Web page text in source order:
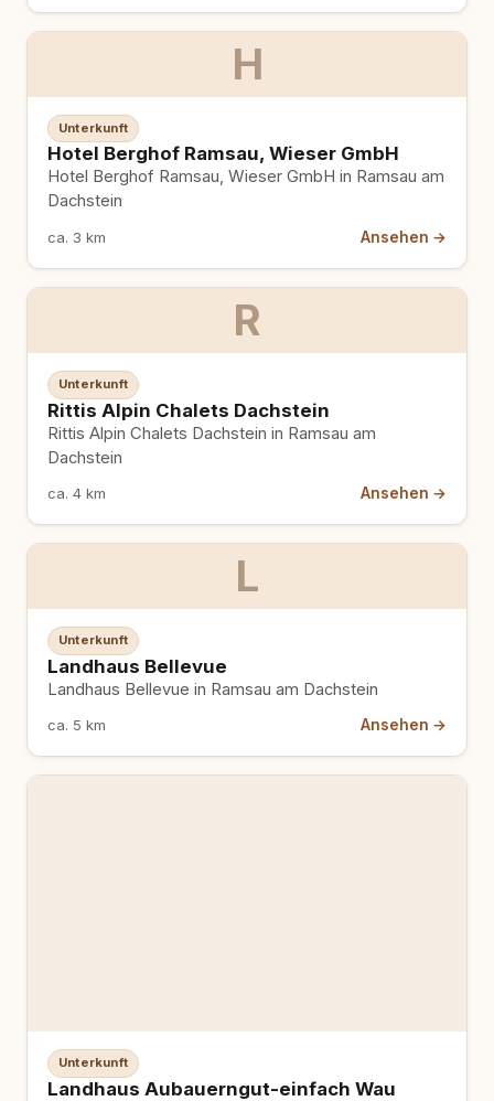
H
Unterkunft
Hotel Berghof Ramsau, Wieser GmbH
Hotel Berghof Ramsau, Wieser GmbH in Ramsau am
Dachstein
ca. 3 km Ansehen →
R
Unterkunft
Rittis Alpin Chalets Dachstein
Rittis Alpin Chalets Dachstein in Ramsau am
Dachstein
ca. 4 km Ansehen →
L
Unterkunft
Landhaus Bellevue
Landhaus Bellevue in Ramsau am Dachstein
ca. 5 km Ansehen →
Unterkunft
Landhaus Aubauerngut-einfach Wau